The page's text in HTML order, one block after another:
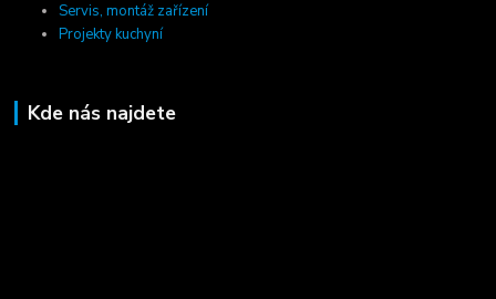
Servis, montáž zařízení
Projekty kuchyní
Kde nás najdete